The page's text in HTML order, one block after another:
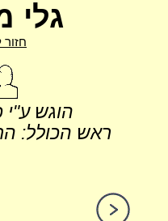
גלי
הוגש ע"י
ראש הכולל: